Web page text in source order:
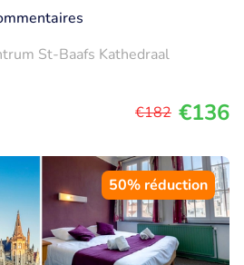
St-Baafs Kathedraal
€182 €136
50% réduction